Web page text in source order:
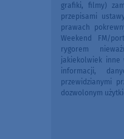
grafiki, filmy)
przepisami
prawach
Weekend FM/
rygorem
jakiekolwiek inne
informacji,
przewidzianymi
dozwolonym